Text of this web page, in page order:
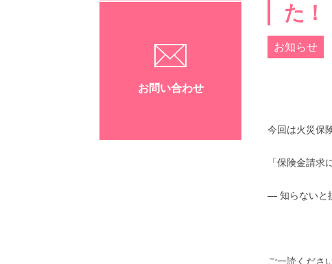
お問い合わせ
た！
お知らせ
今回は火災保
「保険金請求
― 知らないと
ご一読ください